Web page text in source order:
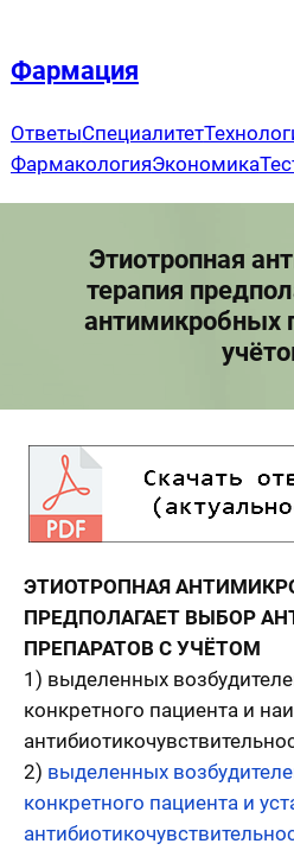
содержимому
Фармация
ОтветыСпециалитет
ФармакологияЭкономика
Этиотропная
терапия
антимикробных
ЭТИОТРОПНАЯ
ПРЕДПОЛАГАЕТ ВЫБОР
ПРЕПАРАТОВ С УЧЁТОМ
1) выделенных
конкретного пациента и
2) выделенных
конкретного пациента и